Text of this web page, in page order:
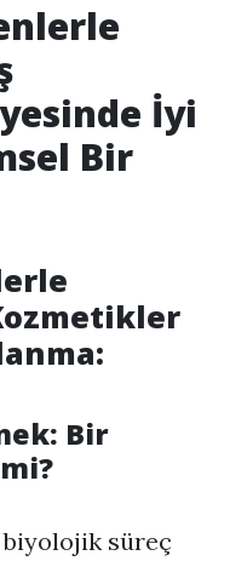
İyi
Bir
Bir
biyolojik süreç